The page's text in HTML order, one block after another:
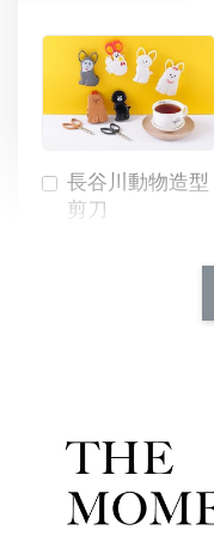
長谷川動物造型
剪刀